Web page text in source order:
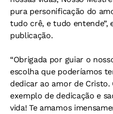
pura personificação do
tudo crê, e tudo entende”,
publicação.
“Obrigada por guiar o
escolha que poderíamos
dedicar ao amor de
exemplo de dedicação e
vida! Te amamos